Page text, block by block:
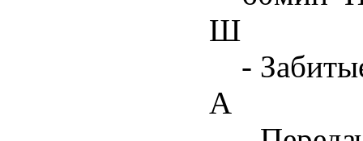
Ш
-
А